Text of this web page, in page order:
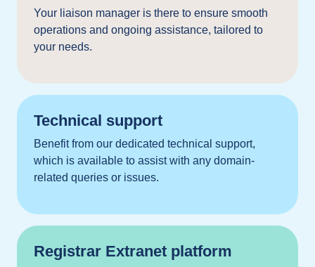
Your liaison manager is there to ensure smooth
operations and ongoing assistance, tailored to
your needs.
Technical support
Benefit from our dedicated technical support,
which is available to assist with any domain-
related queries or issues.
Registrar Extranet platform